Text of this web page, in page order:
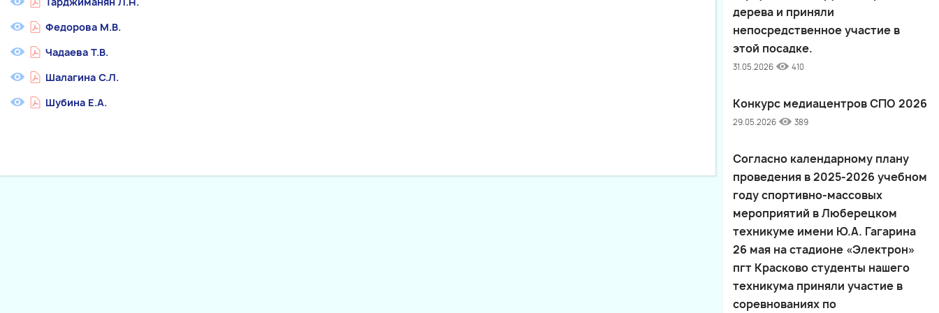
Федорова М.В.
Чадаева Т.В.
Шалагина С.Л.
Шубина Е.А.
дерева и приняли
непосредственное участие в
этой посадке.
31.05.2026 410
Конкурс медиацентров СПО 2026
29.05.2026 389
Согласно календарному плану
проведения в 2025-2026 учебном
году спортивно-массовых
мероприятий в Люберецком
техникуме имени Ю.А. Гагарина
26 мая на стадионе «Электрон»
пгт Красково студенты нашего
техникума приняли участие в
соревнованиях по